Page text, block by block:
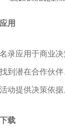
用
录应用于商业
到潜在合作伙
动提供决策依据
载